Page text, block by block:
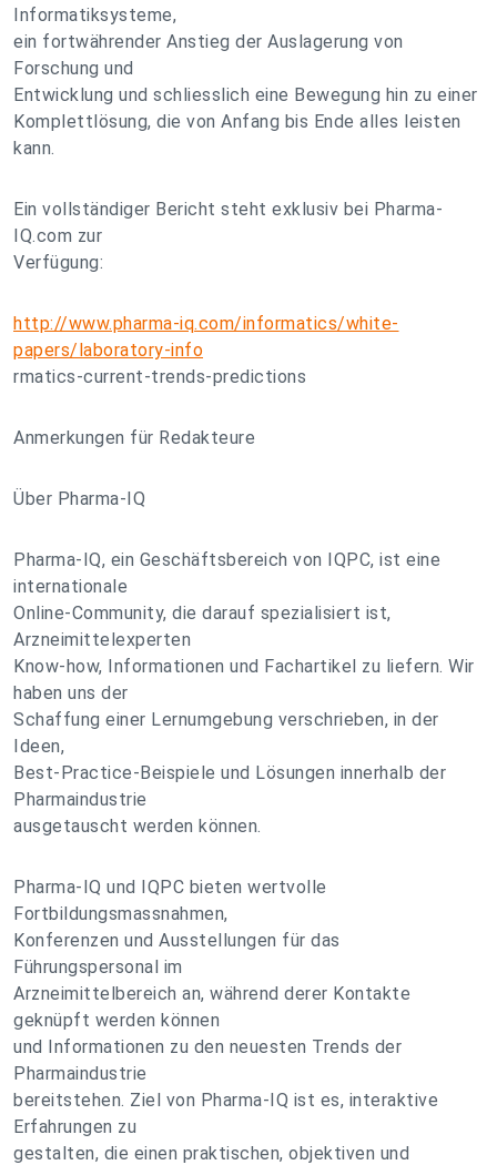
Informatiksysteme,
ein fortwährender Anstieg der Auslagerung von
Forschung und
Entwicklung und schliesslich eine Bewegung hin zu einer
Komplettlösung, die von Anfang bis Ende alles leisten
kann.
Ein vollständiger Bericht steht exklusiv bei Pharma-
IQ.com zur
Verfügung:
http://www.pharma-iq.com/informatics/white-
papers/laboratory-info
rmatics-current-trends-predictions
Anmerkungen für Redakteure
Über Pharma-IQ
Pharma-IQ, ein Geschäftsbereich von IQPC, ist eine
internationale
Online-Community, die darauf spezialisiert ist,
Arzneimittelexperten
Know-how, Informationen und Fachartikel zu liefern. Wir
haben uns der
Schaffung einer Lernumgebung verschrieben, in der
Ideen,
Best-Practice-Beispiele und Lösungen innerhalb der
Pharmaindustrie
ausgetauscht werden können.
Pharma-IQ und IQPC bieten wertvolle
Fortbildungsmassnahmen,
Konferenzen und Ausstellungen für das
Führungspersonal im
Arzneimittelbereich an, während derer Kontakte
geknüpft werden können
und Informationen zu den neuesten Trends der
Pharmaindustrie
bereitstehen. Ziel von Pharma-IQ ist es, interaktive
Erfahrungen zu
gestalten, die einen praktischen, objektiven und